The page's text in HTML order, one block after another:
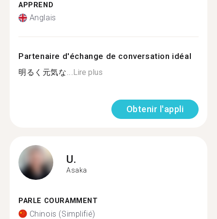
APPREND
Anglais
Partenaire d'échange de conversation idéal
明るく元気な...Lire plus
Obtenir l'appli
U.
Asaka
PARLE COURAMMENT
Chinois (Simplifié)